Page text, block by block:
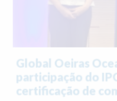
Global Oeiras
participação do
certificação de